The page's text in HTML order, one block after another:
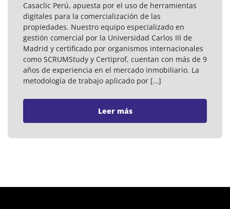
Casaclic Perú, apuesta por el uso de herramientas
digitales para la comercialización de las
propiedades. Nuestro equipo especializado en
gestión comercial por la Universidad Carlos III de
Madrid y certificado por organismos internacionales
como SCRUMStudy y Certiprof, cuentan con más de 9
años de experiencia en el mercado inmobiliario. La
metodología de trabajo aplicado por […]
Leer más